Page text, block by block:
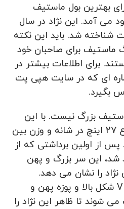
بهترین بول ماستیف
می آمد. این نژاد در سال
شناخته شد. باید این نکته
ماستیف برای صاحبان خود
برای اطلاعات بیشتر در
ای که در سایت هپی پت
بگیرد.
بزرگ نیست. با این
حال، با ایستادن به ارتفاع 27 اینچ در شانه و وزن بین
رسند. پس از اولین برداشتی که از
شد، این سر بزرگ و پهن
را نشان می دهد.
چشمان تیره، گوش های V شکل بالا و پوزه پهن و
شوند تا ظاهر این نژاد را